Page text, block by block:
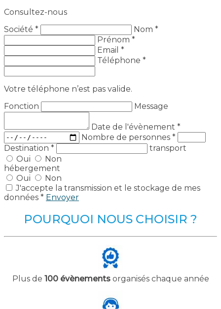
Consultez-nous
Société *
Nom *
Prénom *
Email *
Téléphone *
Votre téléphone n’est pas valide.
Fonction
Message
Date de l'évènement *
Nombre de personnes *
Destination *
transport
Oui
Non
hébergement
Oui
Non
J'accepte la transmission et le stockage de mes
données * Envoyer
POURQUOI NOUS CHOISIR ?
Plus de 100 évènementsorganisés chaque année